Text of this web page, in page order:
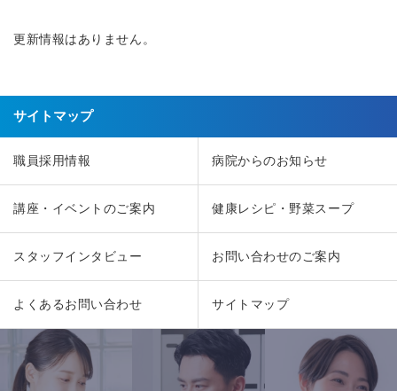
更新情報はありません。
サイトマップ
職員採用情報 病院からのお知らせ
講座・イベントのご案内 健康レシピ・野菜スープ
スタッフインタビュー お問い合わせのご案内
よくあるお問い合わせ サイトマップ